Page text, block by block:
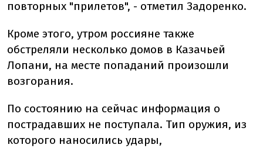
повторных "прилетов", - отметил Задоренко.
Кроме этого, утром россияне также
обстреляли несколько домов в Казачьей
Лопани, на месте попаданий произошли
возгорания.
По состоянию на сейчас информация о
пострадавших не поступала. Тип оружия, из
которого наносились удары,